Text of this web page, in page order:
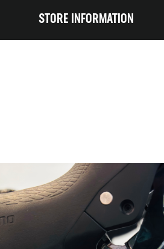
STORE INFORMATION